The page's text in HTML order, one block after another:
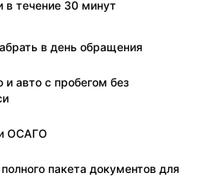
в течение 30 минут
в день обращения
и авто с пробегом без
ОСАГО
пакета документов для